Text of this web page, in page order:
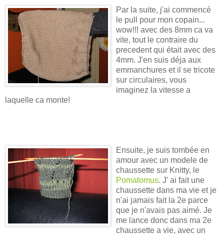
Par la suite, j'ai commencé
le pull pour mon copain...
wow!!! avec des 8mm ca va
vite, tout le contraire du
precedent qui était avec des
4mm. J'en suis déja aux
emmanchures et il se tricote
sur circulaires, vous
imaginez la vitesse a
laquelle ca monte!
Ensuite, je suis tombée en
amour avec un modele de
chaussette sur Knitty, le
Pomatomus. J' ai fait une
chaussette dans ma vie et je
n'ai jamais fait la 2e parce
que je n'avais pas aimé. Je
me lance donc dans ma 2e
chaussette a vie, avec un